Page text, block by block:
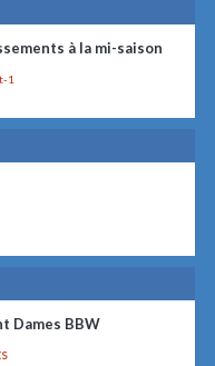
à la mi-saison
1
Dames BBW